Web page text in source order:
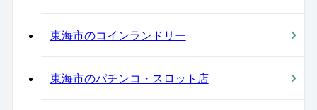
東海市のコインランドリー
東海市のパチンコ・スロット店